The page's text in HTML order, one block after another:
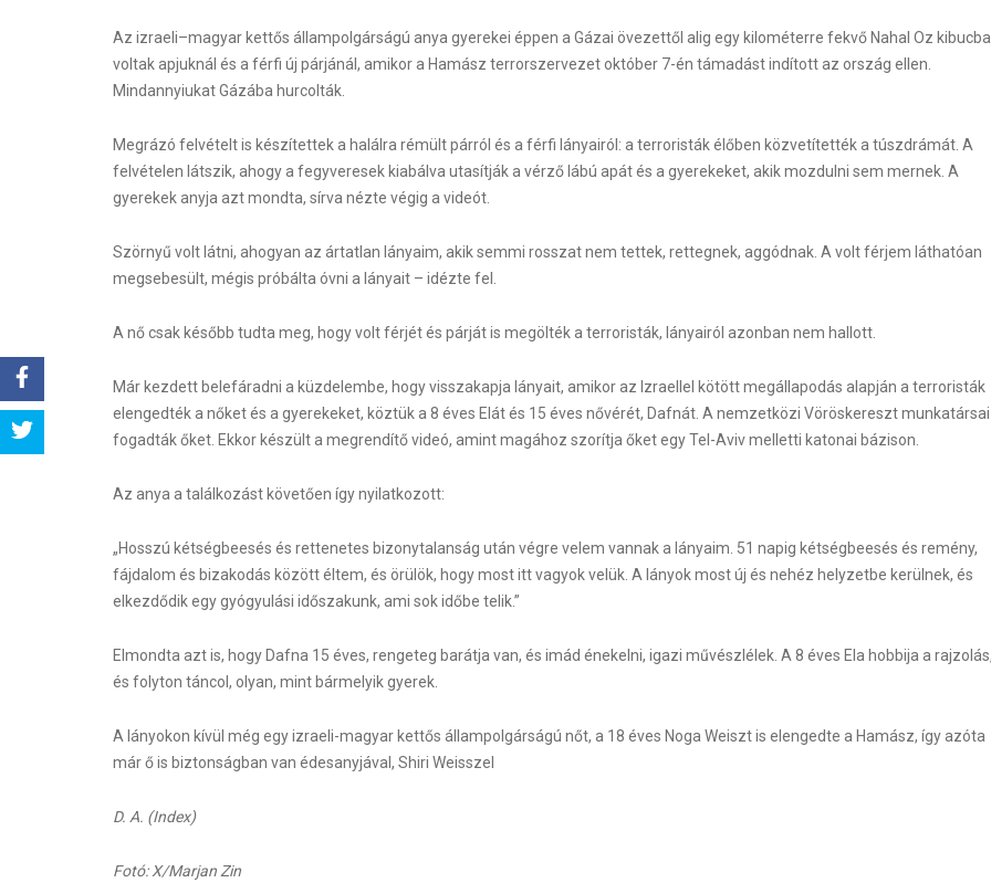
Az izraeli–magyar kettős állampolgárságú anya gyerekei éppen a Gázai övezettől alig egy kilométerre fekvő Nahal Oz
voltak apjuknál és a férfi új párjánál, amikor a Hamász terrorszervezet október 7-én támadást indított az ország ellen.
Mindannyiukat Gázába hurcolták.
Megrázó felvételt is készítettek a halálra rémült párról és a férfi lányairól: a terroristák élőben közvetítették a túszdrámát. A
felvételen látszik, ahogy a fegyveresek kiabálva utasítják a vérző lábú apát és a gyerekeket, akik mozdulni sem mernek. A
gyerekek anyja azt mondta, sírva nézte végig a videót.
Szörnyű volt látni, ahogyan az ártatlan lányaim, akik semmi rosszat nem tettek, rettegnek, aggódnak. A volt férjem láthatóan
megsebesült, mégis próbálta óvni a lányait – idézte fel.
A nő csak később tudta meg, hogy volt férjét és párját is megölték a terroristák, lányairól azonban nem hallott.
Már kezdett belefáradni a küzdelembe, hogy visszakapja lányait, amikor az Izraellel kötött megállapodás alapján a terroristák
elengedték a nőket és a gyerekeket, köztük a 8 éves Elát és 15 éves nővérét, Dafnát. A nemzetközi Vöröskereszt munkatársai
fogadták őket. Ekkor készült a megrendítő videó, amint magához szorítja őket egy Tel-Aviv melletti katonai bázison.
Az anya a találkozást követően így nyilatkozott:
„Hosszú kétségbeesés és rettenetes bizonytalanság után végre velem vannak a lányaim. 51 napig kétségbeesés és remény,
fájdalom és bizakodás között éltem, és örülök, hogy most itt vagyok velük. A lányok most új és nehéz helyzetbe kerülnek, és
elkezdődik egy gyógyulási időszakunk, ami sok időbe telik.”
Elmondta azt is, hogy Dafna 15 éves, rengeteg barátja van, és imád énekelni, igazi művészlélek. A 8 éves Ela hobbija a
és folyton táncol, olyan, mint bármelyik gyerek.
A lányokon kívül még egy izraeli-magyar kettős állampolgárságú nőt, a 18 éves Noga Weiszt is elengedte a Hamász, így azóta
már ő is biztonságban van édesanyjával, Shiri Weisszel
D. A. (Index)
Fotó: X/Marjan Zin
Share